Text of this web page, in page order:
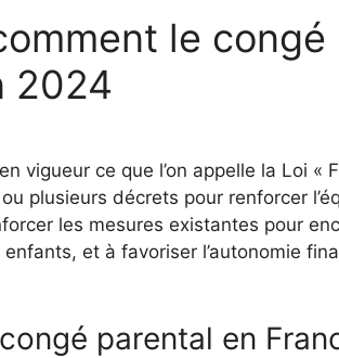
le
2024
vigueur ce que l’on appelle la Loi
plusieurs décrets pour renforcer
les mesures existantes pour
et à favoriser l’autonomie
parental en